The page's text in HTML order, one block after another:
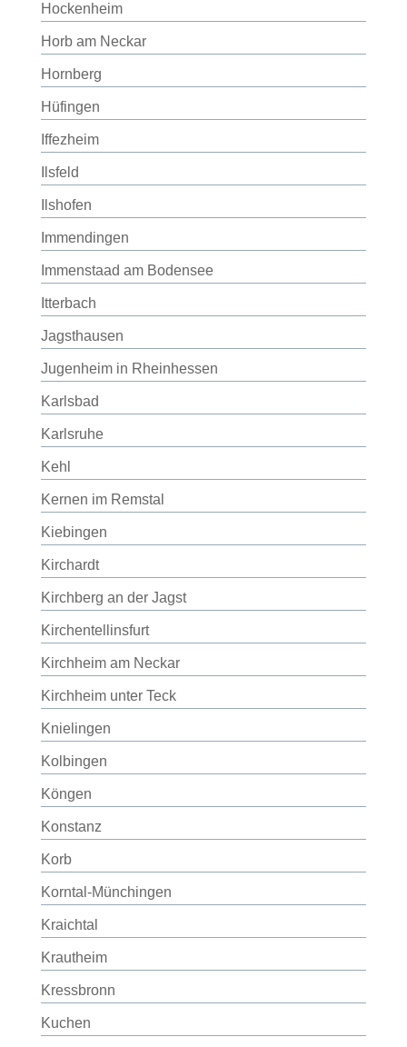
Hockenheim
Horb am Neckar
Hornberg
Hüfingen
Iffezheim
Ilsfeld
Ilshofen
Immendingen
Immenstaad am Bodensee
Itterbach
Jagsthausen
Jugenheim in Rheinhessen
Karlsbad
Karlsruhe
Kehl
Kernen im Remstal
Kiebingen
Kirchardt
Kirchberg an der Jagst
Kirchentellinsfurt
Kirchheim am Neckar
Kirchheim unter Teck
Knielingen
Kolbingen
Köngen
Konstanz
Korb
Korntal-Münchingen
Kraichtal
Krautheim
Kressbronn
Kuchen